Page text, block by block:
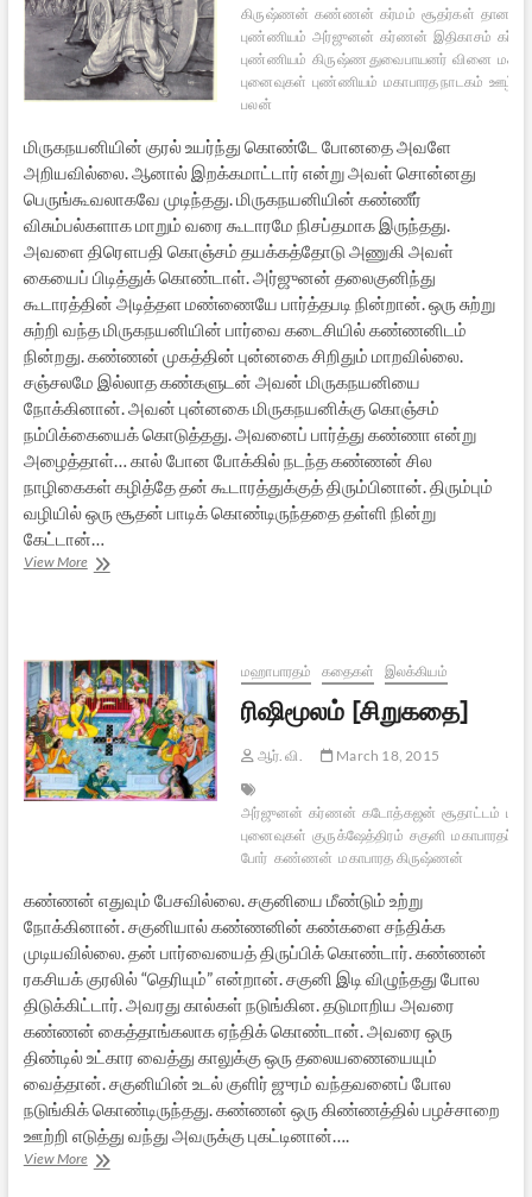
கிருஷ்ணன் கண்ணன் கர்மம் சூதர்கள் தானம்
புண்ணியம் அர்ஜுனன் கர்ணன் இதிகாசம் கர்ம
புண்ணியம் கிருஷ்ண துவைபாயனர் வினை
புனைவுகள் புண்ணியம் மகாபாரத நாடகம்
பலன்
மிருகநயனியின் குரல் உயர்ந்து கொண்டே போனதை அவளே
அறியவில்லை. ஆனால் இறக்கமாட்டார் என்று அவள் சொன்னது
பெருங்கூவலாகவே முடிந்தது. மிருகநயனியின் கண்ணீர்
விசும்பல்களாக மாறும் வரை கூடாரமே நிசப்தமாக இருந்தது.
அவளை திரௌபதி கொஞ்சம் தயக்கத்தோடு அணுகி அவள்
கையைப் பிடித்துக் கொண்டாள். அர்ஜுனன் தலைகுனிந்து
கூடாரத்தின் அடித்தள மண்ணையே பார்த்தபடி நின்றான். ஒரு சுற்று
சுற்றி வந்த மிருகநயனியின் பார்வை கடைசியில் கண்ணனிடம்
நின்றது. கண்ணன் முகத்தின் புன்னகை சிறிதும் மாறவில்லை.
சஞ்சலமே இல்லாத கண்களுடன் அவன் மிருகநயனியை
நோக்கினான். அவன் புன்னகை மிருகநயனிக்கு கொஞ்சம்
நம்பிக்கையைக் கொடுத்தது. அவனைப் பார்த்து கண்ணா என்று
அழைத்தாள்… கால் போன போக்கில் நடந்த கண்ணன் சில
நாழிகைகள் கழித்தே தன் கூடாரத்துக்குத் திரும்பினான். திரும்பும்
வழியில் ஒரு சூதன் பாடிக் கொண்டிருந்ததை தள்ளி நின்று
கேட்டான்…
View Moreவஞ்சகன்
மஹாபாரதம் கதைகள் இலக்கியம்
ரிஷிமூலம் [சிறுகதை]
ஆர். வி. March 18, 2015
அர்ஜுனன் கர்ணன் கடோத்கஜன் சூதாட்டம்
புனைவுகள் குருக்ஷேத்திரம் சகுனி மகாபாரதப்
போர் கண்ணன் மகாபாரத கிருஷ்ணன்
கண்ணன் எதுவும் பேசவில்லை. சகுனியை மீண்டும் உற்று
நோக்கினான். சகுனியால் கண்ணனின் கண்களை சந்திக்க
முடியவில்லை. தன் பார்வையைத் திருப்பிக் கொண்டார். கண்ணன்
ரகசியக் குரலில் “தெரியும்” என்றான். சகுனி இடி விழுந்தது போல
திடுக்கிட்டார். அவரது கால்கள் நடுங்கின. தடுமாறிய அவரை
கண்ணன் கைத்தாங்கலாக ஏந்திக் கொண்டான். அவரை ஒரு
திண்டில் உட்கார வைத்து காலுக்கு ஒரு தலையணையையும்
வைத்தான். சகுனியின் உடல் குளிர் ஜுரம் வந்தவனைப் போல
நடுங்கிக் கொண்டிருந்தது. கண்ணன் ஒரு கிண்ணத்தில் பழச்சாறை
ஊற்றி எடுத்து வந்து அவருக்கு புகட்டினான்….
View Moreரிஷிமூலம்